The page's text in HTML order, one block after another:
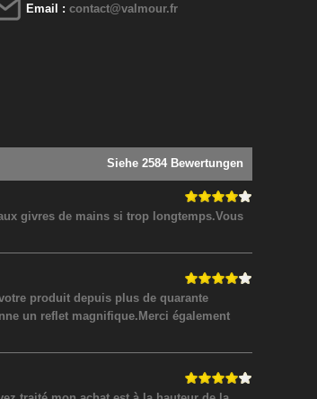
Email :contact@valmour.fr
Siehe 2584 Bewertungen
givres de mains si trop longtemps.Vous
produit depuis plus de quarante
un reflet magnifique.Merci également